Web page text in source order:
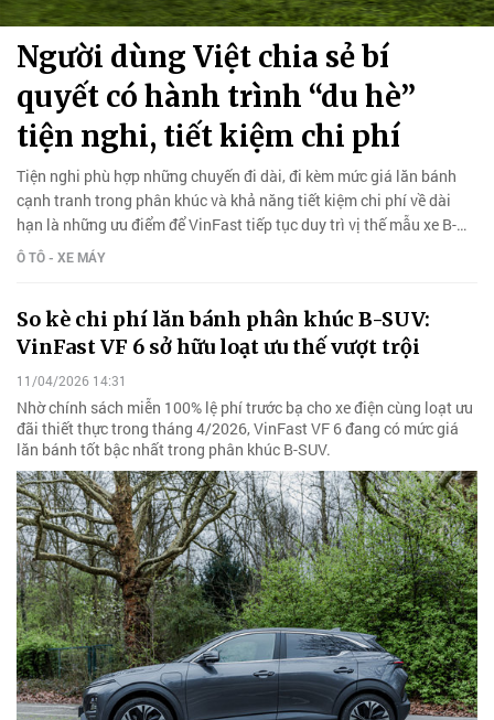
Người dùng Việt chia sẻ bí
quyết có hành trình “du hè”
tiện nghi, tiết kiệm chi phí
Tiện nghi phù hợp những chuyến đi dài, đi kèm mức giá lăn bánh
cạnh tranh trong phân khúc và khả năng tiết kiệm chi phí về dài
hạn là những ưu điểm để VinFast tiếp tục duy trì vị thế mẫu xe B-
SUV bán chạy nhất phân khúc trong mùa hè này.
Ô TÔ - XE MÁY
So kè chi phí lăn bánh phân khúc B-SUV:
VinFast VF 6 sở hữu loạt ưu thế vượt trội
11/04/2026 14:31
Nhờ chính sách miễn 100% lệ phí trước bạ cho xe điện cùng loạt ưu
đãi thiết thực trong tháng 4/2026, VinFast VF 6 đang có mức giá
lăn bánh tốt bậc nhất trong phân khúc B-SUV.